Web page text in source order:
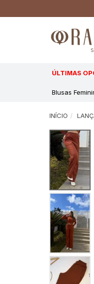
ÚLTIMAS
Blusas
INÍCIO